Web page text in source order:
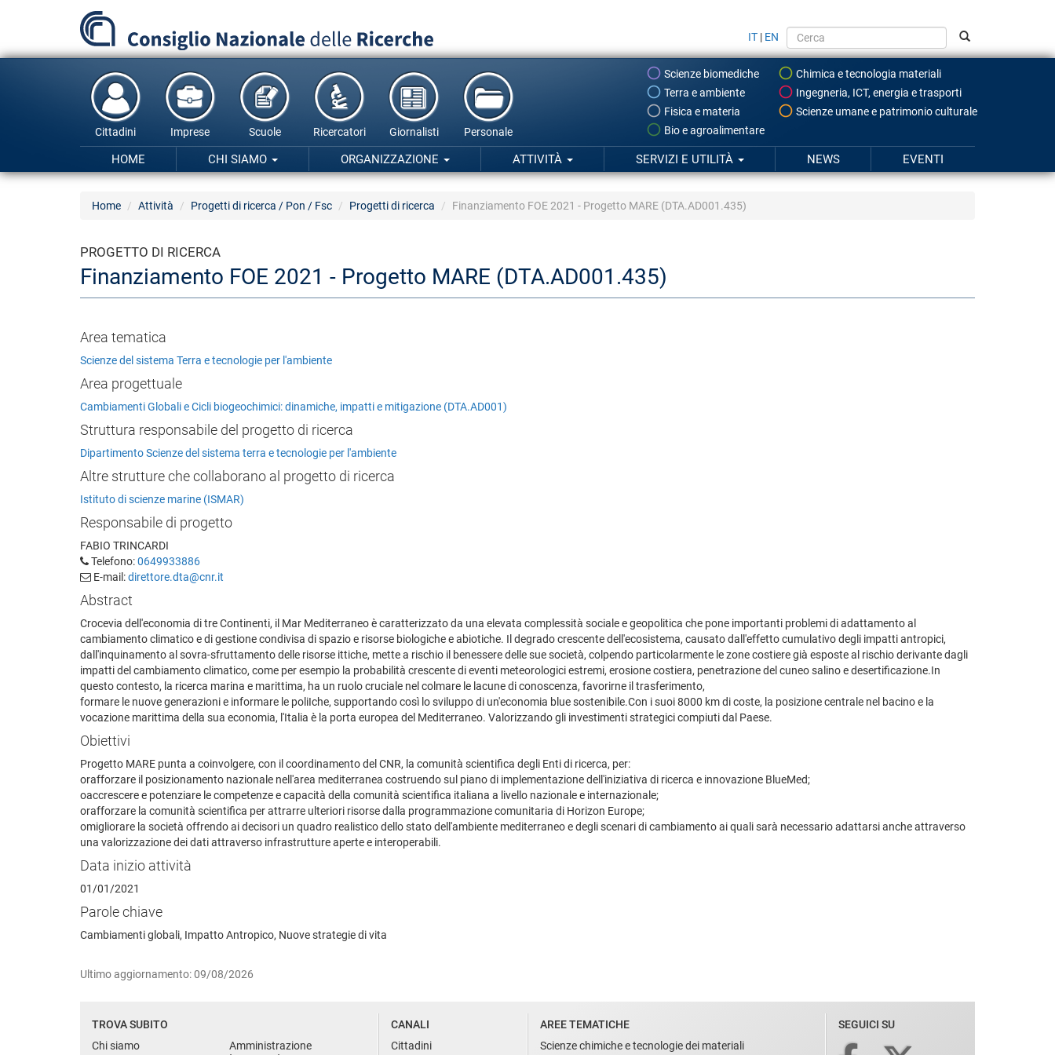
principale
IT | EN
Scienze biomediche
Chimica e tecnologia materiali
Terra e ambiente
Ingegneria, ICT, energia e trasporti
Fisica e materia
Scienze umane e patrimonio culturale
Bio e agroalimentare
Cittadini Imprese Scuole Ricercatori Giornalisti Personale
HOME CHI SIAMO ORGANIZZAZIONE ATTIVITÀ SERVIZI E UTILITÀ NEWS EVENTI
Home Attività Progetti di ricerca / Pon / Fsc Progetti di ricerca Finanziamento FOE 2021 - Progetto MARE (DTA.AD001.435)
PROGETTO DI RICERCA
Finanziamento FOE 2021 - Progetto MARE (DTA.AD001.435)
Area tematica
Scienze del sistema Terra e tecnologie per l'ambiente
Area progettuale
Cambiamenti Globali e Cicli biogeochimici: dinamiche, impatti e mitigazione (DTA.AD001)
Struttura responsabile del progetto di ricerca
Dipartimento Scienze del sistema terra e tecnologie per l'ambiente
Altre strutture che collaborano al progetto di ricerca
Istituto di scienze marine (ISMAR)
Responsabile di progetto
FABIO TRINCARDI
Telefono:0649933886
E-mail:direttore.dta@cnr.it
Abstract
Crocevia dell'economia di tre Continenti, il Mar Mediterraneo è caratterizzato da una elevata complessità sociale e geopolitica che pone importanti problemi di adattamento al
cambiamento climatico e di gestione condivisa di spazio e risorse biologiche e abiotiche. Il degrado crescente dell'ecosistema, causato dall'effetto cumulativo degli impatti antropici,
dall'inquinamento al sovra-sfruttamento delle risorse ittiche, mette a rischio il benessere delle sue società, colpendo particolarmente le zone costiere già esposte al rischio derivante dagli
impatti del cambiamento climatico, come per esempio la probabilità crescente di eventi meteorologici estremi, erosione costiera, penetrazione del cuneo salino e desertificazione.In
questo contesto, la ricerca marina e marittima, ha un ruolo cruciale nel colmare le lacune di conoscenza, favorirne il trasferimento,
formare le nuove generazioni e informare le poliIche, supportando così lo sviluppo di un'economia blue sostenibile.Con i suoi 8000 km di coste, la posizione centrale nel bacino e la
vocazione marittima della sua economia, l'Italia è la porta europea del Mediterraneo. Valorizzando gli investimenti strategici compiuti dal Paese.
Obiettivi
Progetto MARE punta a coinvolgere, con il coordinamento del CNR, la comunità scientifica degli Enti di ricerca, per:
orafforzare il posizionamento nazionale nell'area mediterranea costruendo sul piano di implementazione dell'iniziativa di ricerca e innovazione BlueMed;
oaccrescere e potenziare le competenze e capacità della comunità scientifica italiana a livello nazionale e internazionale;
orafforzare la comunità scientifica per attrarre ulteriori risorse dalla programmazione comunitaria di Horizon Europe;
omigliorare la società offrendo ai decisori un quadro realistico dello stato dell'ambiente mediterraneo e degli scenari di cambiamento ai quali sarà necessario adattarsi anche attraverso
una valorizzazione dei dati attraverso infrastrutture aperte e interoperabili.
Data inizio attività
01/01/2021
Parole chiave
Cambiamenti globali, Impatto Antropico, Nuove strategie di vita
Ultimo aggiornamento: 09/08/2026
TROVA SUBITO
Chi siamo
Amministrazione
CANALI
Cittadini
AREE TEMATICHE
Scienze chimiche e tecnologie dei materiali
SEGUICI SU